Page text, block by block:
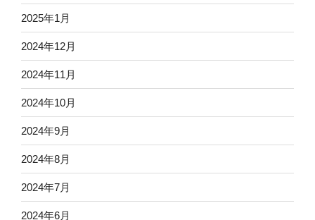
2025年1月
2024年12月
2024年11月
2024年10月
2024年9月
2024年8月
2024年7月
2024年6月